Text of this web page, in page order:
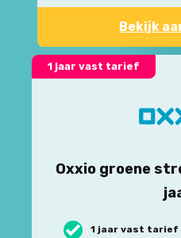
Bekijk
1 jaar vast tarief
Oxxio groene
1 jaar vast tarief